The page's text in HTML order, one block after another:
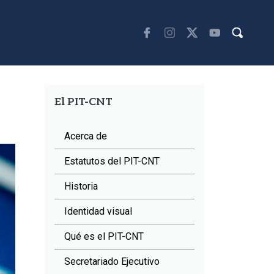
El PIT-CNT
Acerca de
Estatutos del PIT-CNT
Historia
Identidad visual
Qué es el PIT-CNT
Secretariado Ejecutivo